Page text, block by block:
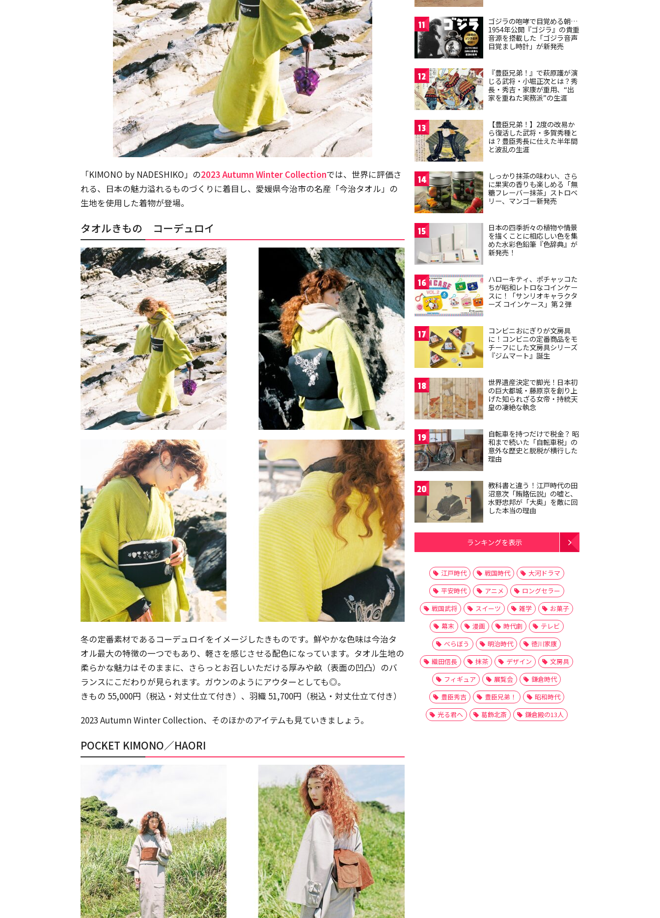
「KIMONO by NADESHIKO」の2023 Autumn Winter Collectionでは、世界に評価さ
れる、日本の魅力溢れるものづくりに着目し、愛媛県今治市の名産「今治タオル」の
生地を使用した着物が登場。
タオルきもの コーデュロイ
冬の定番素材であるコーデュロイをイメージしたきものです。鮮やかな色味は今治タ
オル最大の特徴の一つでもあり、軽さを感じさせる配色になっています。タオル生地の
柔らかな魅力はそのままに、さらっとお召しいただける厚みや畝（表面の凹凸）のバ
ランスにこだわりが見られます。ガウンのようにアウターとしても◎。
きもの 55,000円（税込・対丈仕立て付き）、羽織 51,700円（税込・対丈仕立て付き）
2023 Autumn Winter Collection、そのほかのアイテムも見ていきましょう。
POCKET KIMONO／HAORI
11
ゴジラの咆哮で目覚める朝…
1954年公開『ゴジラ』の貴重
音源を搭載した「ゴジラ音声
目覚まし時計」が新発売
12
『豊臣兄弟！』で萩原護が演
じる武将・小堀正次とは？秀
長・秀吉・家康が重用、“出
家を重ねた実務派”の生涯
13
【豊臣兄弟！】2度の改易か
ら復活した武将・多賀秀種と
は？豊臣秀長に仕えた半年間
と波乱の生涯
14
しっかり抹茶の味わい、さら
に果実の香りも楽しめる「無
糖フレーバー抹茶」ストロベ
リー、マンゴー新発売
15
日本の四季折々の植物や情景
を描くことに相応しい色を集
めた水彩色鉛筆『色辞典』が
新発売！
16
ハローキティ、ポチャッコた
ちが昭和レトロなコインケー
スに！「サンリオキャラクタ
ーズ コインケース」第２弾
17
コンビニおにぎりが文房具
に！コンビニの定番商品をモ
チーフにした文房具シリーズ
『ジムマート』誕生
18
世界遺産決定で脚光！日本初
の巨大都城・藤原京を創り上
げた知られざる女帝・持統天
皇の凄絶な執念
19
自転車を持つだけで税金？ 昭
和まで続いた「自転車税」の
意外な歴史と脱税が横行した
理由
20
教科書と違う！江戸時代の田
沼意次「賄賂伝説」の嘘と、
水野忠邦が「大奥」を敵に回
した本当の理由
ランキングを表示
江戸時代 戦国時代
大河ドラマ
平安時代
アニメ
ロングセラー
戦国武将
スイーツ 雑学
お菓子
幕末
漫画 時代劇
テレビ
べらぼう
明治時代
徳川家康
織田信長
抹茶 デザイン
文房具
フィギュア
展覧会
鎌倉時代
豊臣秀吉
豊臣兄弟！
昭和時代
光る君へ
葛飾北斎 鎌倉殿の13人